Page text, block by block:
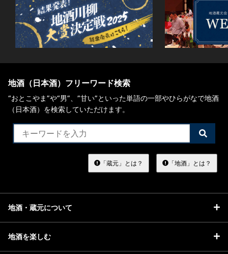
地酒（日本酒）フリーワード検索
“おとこやま”や“男”、”甘い”といった単語の一部やひらがなで地酒
（日本酒）を検索していただけます。
検
索
る
「蔵元」とは？ 「地酒」とは？
地酒・蔵元について
地酒を楽しむ